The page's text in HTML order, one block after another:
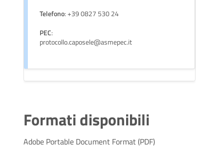
Telefono: +39 0827 530 24
PEC:
protocollo.caposele@asmepec.it
Formati disponibili
Adobe Portable Document Format (PDF)